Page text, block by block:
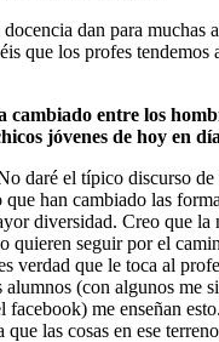
dan para muchas
que los profes tendemos
cambiado entre los
jóvenes de hoy en
daré el típico discurso de
que han cambiado las
diversidad. Creo que la
quieren seguir por el
verdad que le toca al
(con algunos me
facebook) me enseñan
que las cosas en ese